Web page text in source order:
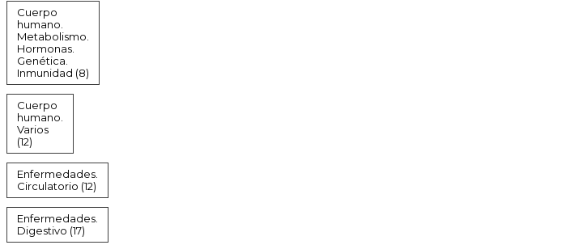
Cuerpo
humano.
Metabolismo.
Hormonas.
Genética.
Inmunidad (8)
Cuerpo
humano.
Varios
(12)
Enfermedades.
Circulatorio (12)
Enfermedades.
Digestivo (17)